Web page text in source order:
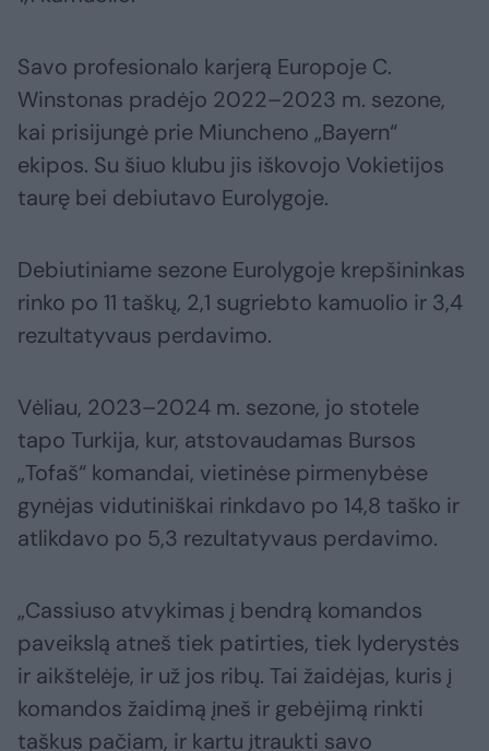
Savo profesionalo karjerą Europoje C.
Winstonas pradėjo 2022–2023 m. sezone,
kai prisijungė prie Miuncheno „Bayern“
ekipos. Su šiuo klubu jis iškovojo Vokietijos
taurę bei debiutavo Eurolygoje.
Debiutiniame sezone Eurolygoje krepšininkas
rinko po 11 taškų, 2,1 sugriebto kamuolio ir 3,4
rezultatyvaus perdavimo.
Vėliau, 2023–2024 m. sezone, jo stotele
tapo Turkija, kur, atstovaudamas Bursos
„Tofaš“ komandai, vietinėse pirmenybėse
gynėjas vidutiniškai rinkdavo po 14,8 taško ir
atlikdavo po 5,3 rezultatyvaus perdavimo.
„Cassiuso atvykimas į bendrą komandos
paveikslą atneš tiek patirties, tiek lyderystės
ir aikštelėje, ir už jos ribų. Tai žaidėjas, kuris į
komandos žaidimą įneš ir gebėjimą rinkti
taškus pačiam, ir kartu įtraukti savo